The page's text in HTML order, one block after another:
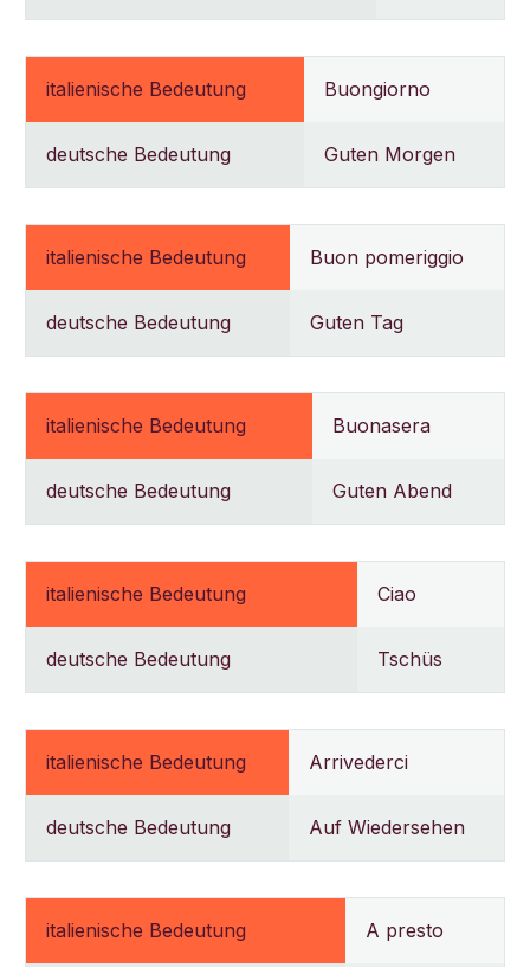
italienische Bedeutung Buongiorno
deutsche Bedeutung Guten Morgen
italienische Bedeutung Buon pomeriggio
deutsche Bedeutung Guten Tag
italienische Bedeutung Buonasera
deutsche Bedeutung Guten Abend
italienische Bedeutung Ciao
deutsche Bedeutung Tschüs
italienische Bedeutung Arrivederci
deutsche Bedeutung Auf Wiedersehen
italienische Bedeutung A presto